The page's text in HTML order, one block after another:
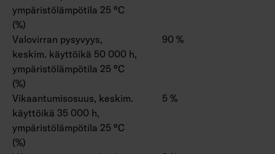
ympäristölämpötila 25 °C
(%)
Valovirran pysyvyys,
keskim. käyttöikä 50 000 h,
ympäristölämpötila 25 °C
(%)
90 %
Vikaantumisosuus, keskim.
käyttöikä 35 000 h,
ympäristölämpötila 25 °C
(%)
5 %